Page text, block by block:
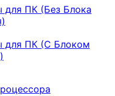
для ПК (Без Блока
для ПК (С Блоком